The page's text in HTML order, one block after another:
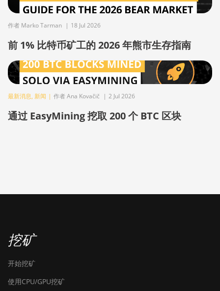
BITMAIN Antminer S23 (580Th)
BITMAIN Antminer S23 Hyd. (580Th)
BITMAIN Antminer S23 Hyd. 3U (1.16Ph)
BITMAIN Antminer S23 Imm. (442Th)
BITMAIN Antminer S23e Hyd 2U (865Th/s)
BITMAIN Antminer T19 Hydro (158Th)
Baikal Giant+
Bitdeer SealMiner A3 Air
作者 Marko Tarman | 18 Jul 2026
前 1% 比特币矿工的 2026 年熊市生存指南
最新消息, 新闻 | 作者 Ana Kovačič | 2 Jul 2026
通过 EasyMining 挖取 200 个 BTC 区块
挖矿
开始挖矿
使用CPU/GPU挖矿